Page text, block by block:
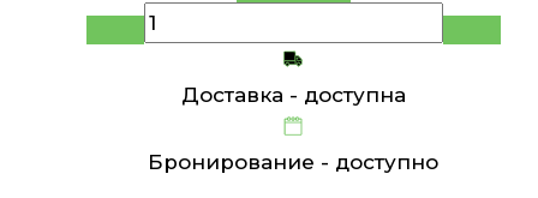
Доставка - доступна
Бронирование - доступно